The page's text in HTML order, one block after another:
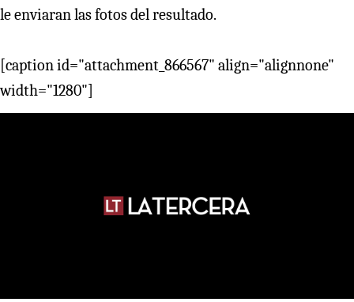
le enviaran las fotos del resultado.
[caption id="attachment_866567" align="alignnone"
width="1280"]